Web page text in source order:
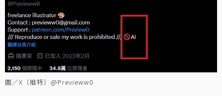
圖／X（推特）@Previeww0